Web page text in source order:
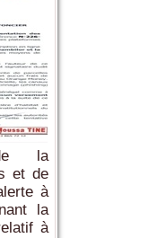
la
et de
à
la
à